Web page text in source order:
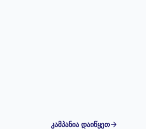
კამპანია დაიწყეთ